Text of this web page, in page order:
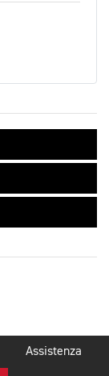
Assistenza